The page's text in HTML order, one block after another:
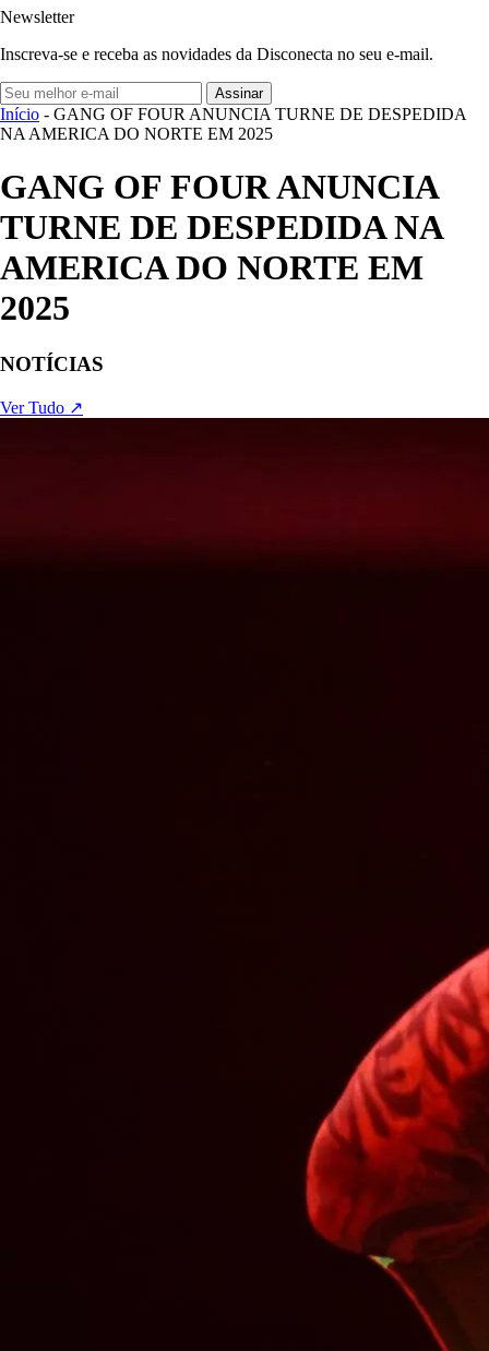
Newsletter
Inscreva-se e receba as novidades da Disconecta no seu e-mail.
Assinar
Início - GANG OF FOUR ANUNCIA TURNE DE DESPEDIDA
NA AMERICA DO NORTE EM 2025
GANG OF FOUR ANUNCIA
TURNE DE DESPEDIDA NA
AMERICA DO NORTE EM
2025
NOTÍCIAS
Ver Tudo ↗